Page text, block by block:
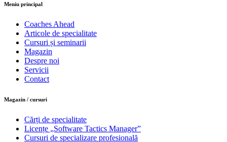
Meniu principal
Coaches Ahead
Articole de specialitate
Cursuri și seminarii
Magazin
Despre noi
Servicii
Contact
Magazin / cursuri
Cărți de specialitate
Licențe „Software Tactics Manager”
Cursuri de specializare profesională